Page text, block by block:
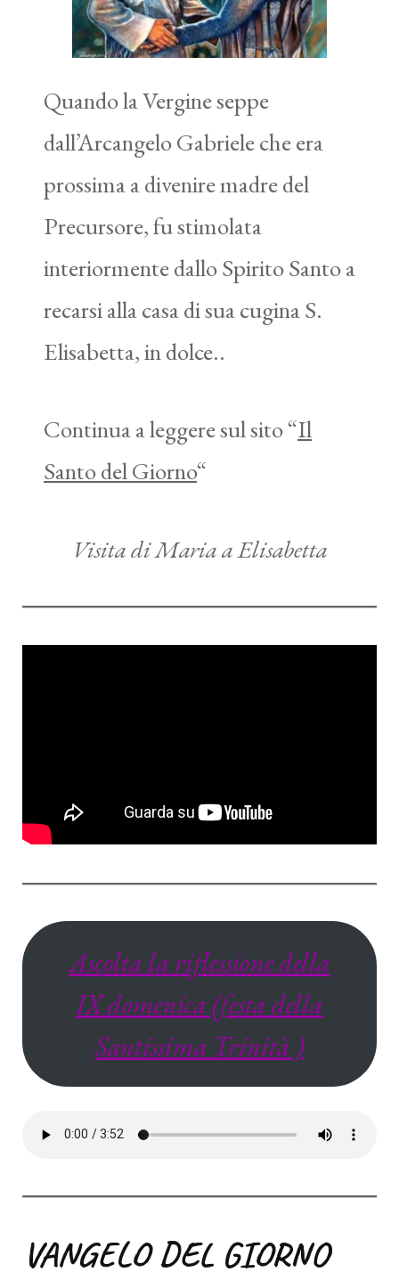
Quando la Vergine seppe
dall’Arcangelo Gabriele che era
prossima a divenire madre del
Precursore, fu stimolata
interiormente dallo Spirito Santo a
recarsi alla casa di sua cugina S.
Elisabetta, in dolce..
Continua a leggere sul sito “Il
Santo del Giorno“
Visita di Maria a Elisabetta
Ascolta la riflessione della
IX domenica (festa della
Santissima Trinità )
VANGELO DEL GIORNO